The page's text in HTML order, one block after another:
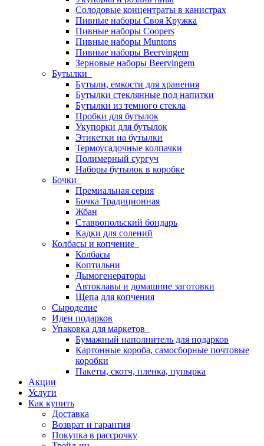
Солодовые концентраты в канистрах
Пивные наборы Своя Кружка
Пивные наборы Coopers
Пивные наборы Muntons
Пивные наборы Beervingem
Зерновые наборы Beervingem
Бутылки
Бутыли, емкости для хранения
Бутылки стеклянные под напитки
Бутылки из темного стекла
Пробки для бутылок
Укупорки для бутылок
Этикетки на бутылки
Термоусадочные колпачки
Полимерный сургуч
Наборы бутылок в коробке
Бочки
Премиальная серия
Бочка Традиционная
Жбан
Ставропольский бондарь
Кадки для солений
Колбасы и копчение
Колбасы
Коптильни
Дымогенераторы
Автоклавы и домашние заготовки
Щепа для копчения
Сыроделие
Идеи подарков
Упаковка для маркетов
Бумажный наполнитель для подарков
Картонные короба, самосборные почтовые
коробки
Пакеты, скотч, пленка, пупырка
Акции
Услуги
Как купить
Доставка
Возврат и гарантия
Покупка в рассрочку